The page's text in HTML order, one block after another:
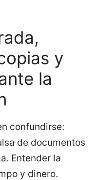
y
la
confundirse:
de documentos
Entender la
y dinero.